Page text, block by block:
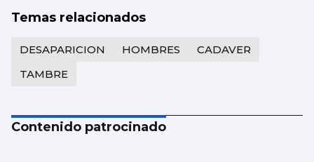
Temas relacionados
DESAPARICION HOMBRES
CADAVER
TAMBRE
Contenido patrocinado